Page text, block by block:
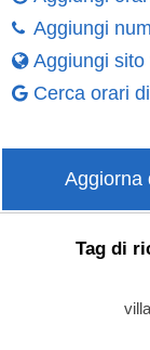
Aggiungi
Aggiungi sito
Cerca orari
Aggiorna
Tag di